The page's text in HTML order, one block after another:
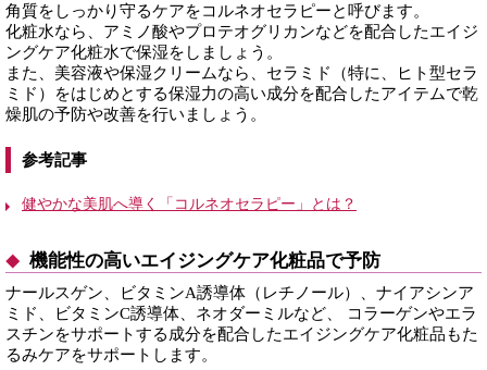
角質をしっかり守るケアをコルネオセラピーと呼びます。
化粧水なら、アミノ酸やプロテオグリカンなどを配合したエイジ
ングケア化粧水で保湿をしましょう。
また、美容液や保湿クリームなら、セラミド（特に、ヒト型セラ
ミド）をはじめとする保湿力の高い成分を配合したアイテムで乾
燥肌の予防や改善を行いましょう。
参考記事
健やかな美肌へ導く「コルネオセラピー」とは？
機能性の高いエイジングケア化粧品で予防
ナールスゲン、ビタミンA誘導体（レチノール）、ナイアシンア
ミド、ビタミンC誘導体、ネオダーミルなど、 コラーゲンやエラ
スチンをサポートする成分を配合したエイジングケア化粧品もた
るみケアをサポートします。